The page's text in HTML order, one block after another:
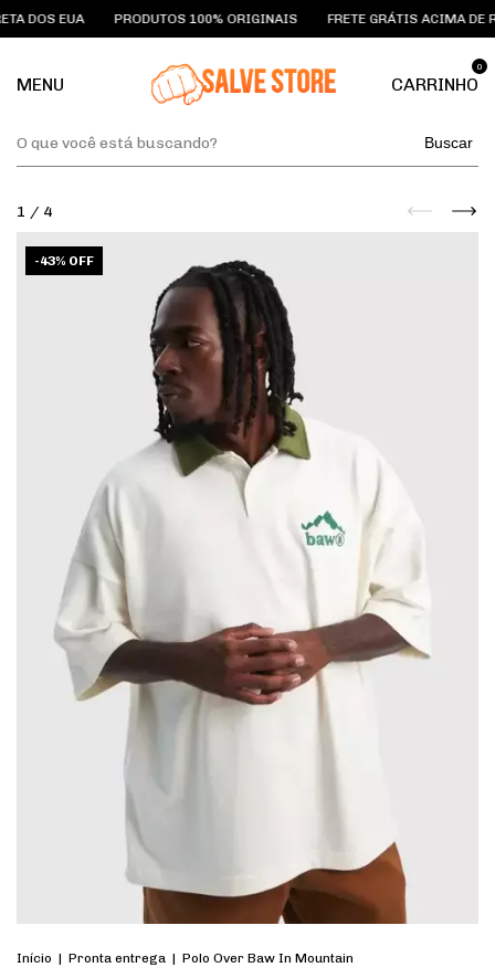
DOS EUA PRODUTOS 100% ORIGINAIS FRETE GRÁTIS ACIMA DE
MENU CARRINHO
0
Buscar
1 / 4
-43% OFF
Início | Pronta entrega | Polo Over Baw In Mountain